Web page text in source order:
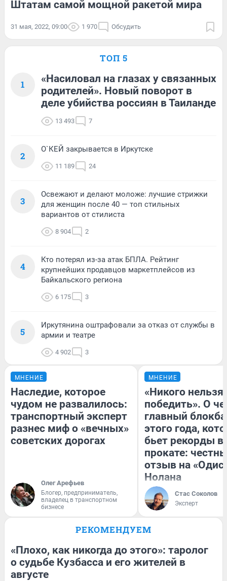
Штатам самой мощной ракетой мира
31 мая, 2022, 09:00 1 970 Обсудить
ТОП 5
1
«Насиловал на глазах у связанных
родителей». Новый поворот в
деле убийства россиян в Таиланде
13 493 7
2
О`КЕЙ закрывается в Иркутске
11 189 24
3
Освежают и делают моложе: лучшие стрижки
для женщин после 40 — топ стильных
вариантов от стилиста
8 904 2
4
Кто потерял из-за атак БПЛА. Рейтинг
крупнейших продавцов маркетплейсов из
Байкальского региона
6 175 3
5
Иркутянина оштрафовали за отказ от службы в
армии и театре
4 902 3
МНЕНИЕ
Наследие, которое
чудом не развалилось:
транспортный эксперт
разнес миф о «вечных»
советских дорогах
Олег Арефьев
Блогер, предприниматель,
владелец в транспортном
бизнесе
МНЕНИЕ
«Никого нельзя
победить». О
главный
этого года,
бьет рекорды в
прокате:
отзыв на
Нолана
Стас Соколов
Эксперт
РЕКОМЕНДУЕМ
«Плохо, как никогда до этого»: таролог
о судьбе Кузбасса и его жителей в
августе